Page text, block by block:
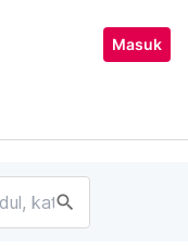
Masuk
search